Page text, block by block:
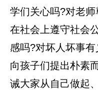
学们关心吗?对老
在社会上遵守社会
感吗?对坏人坏事
向孩子们提出朴素
诫大家从自己做起